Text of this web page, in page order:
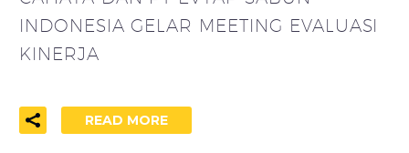
INDONESIA GELAR MEETING EVALUASI
KINERJA
READ MORE